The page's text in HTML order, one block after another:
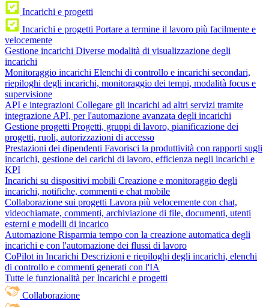
Incarichi e progetti
Incarichi e progetti Portare a termine il lavoro più facilmente e
velocemente
Gestione incarichi Diverse modalità di visualizzazione degli
incarichi
Monitoraggio incarichi Elenchi di controllo e incarichi secondari,
riepiloghi degli incarichi, monitoraggio dei tempi, modalità focus e
supervisione
API e integrazioni Collegare gli incarichi ad altri servizi tramite
integrazione API, per l'automazione avanzata degli incarichi
Gestione progetti Progetti, gruppi di lavoro, pianificazione dei
progetti, ruoli, autorizzazioni di accesso
Prestazioni dei dipendenti Favorisci la produttività con rapporti sugli
incarichi, gestione dei carichi di lavoro, efficienza negli incarichi e
KPI
Incarichi su dispositivi mobili Creazione e monitoraggio degli
incarichi, notifiche, commenti e chat mobile
Collaborazione sui progetti Lavora più velocemente con chat,
videochiamate, commenti, archiviazione di file, documenti, utenti
esterni e modelli di incarico
Automazione Risparmia tempo con la creazione automatica degli
incarichi e con l'automazione dei flussi di lavoro
CoPilot in Incarichi Descrizioni e riepiloghi degli incarichi, elenchi
di controllo e commenti generati con l'IA
Tutte le funzionalità per Incarichi e progetti
Collaborazione